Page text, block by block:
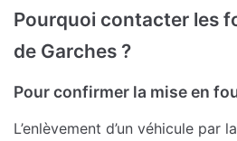
Pourquoi contacter les
de Garches ?
Pour confirmer la mise en
L’enlèvement d’un véhicule par